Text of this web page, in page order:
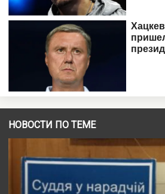
НОВОСТИ ПО ТЕМЕ